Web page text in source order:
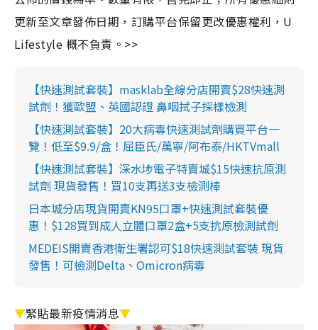
更新至文章發佈日期，訂購平台保留更改優惠權利，U
Lifestyle 概不負責。>>
【快速測試套裝】masklab全線分店開賣$28快速測
試劑！獲歐盟、英國認證 鼻咽拭子採樣檢測
【快速測試套裝】20大病毒快速測試劑購買平台一
覽！低至$9.9/盒！屈臣氏/萬寧/阿布泰/HKTVmall
【快速測試套裝】深水埗電子特賣城$15快速抗原測
試劑 現貨發售！買10支再送3支檢測棒
日本城分店現貨開賣KN95口罩+快速測試套裝優
惠！$128買到成人立體口罩2盒+5支抗原檢測試劑
MEDEIS開賣香港衛生署認可$18快速測試套裝 現貨
發售！可檢測Delta、Omicron病毒
▼緊貼最新疫情消息▼